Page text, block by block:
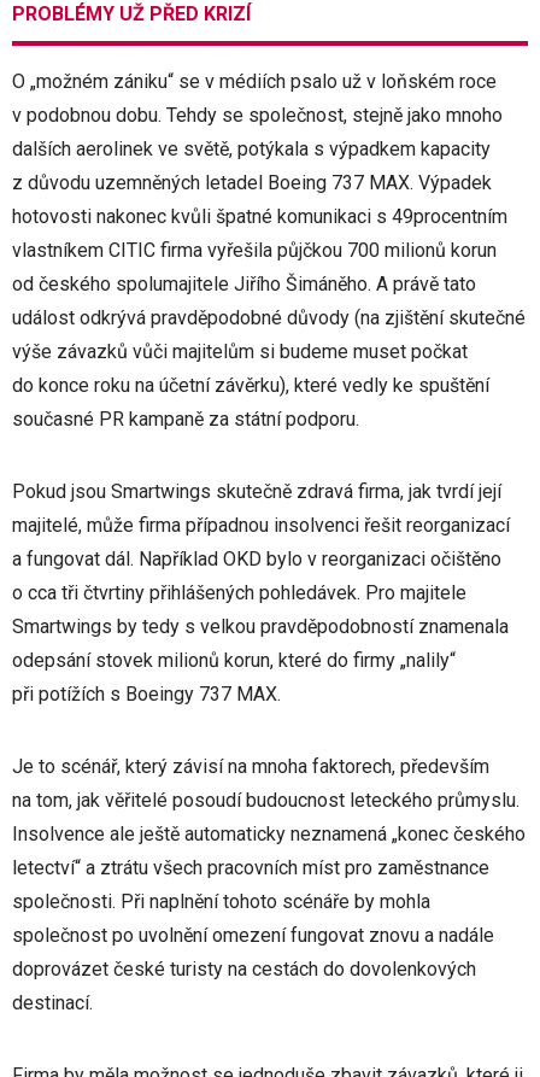
PROBLÉMY UŽ PŘED KRIZÍ
O „možném zániku“ se v médiích psalo už v loňském roce
v podobnou dobu. Tehdy se společnost, stejně jako mnoho
dalších aerolinek ve světě, potýkala s výpadkem kapacity
z důvodu uzemněných letadel Boeing 737 MAX. Výpadek
hotovosti nakonec kvůli špatné komunikaci s 49procentním
vlastníkem CITIC firma vyřešila půjčkou 700 milionů korun
od českého spolumajitele Jiřího Šimáněho. A právě tato
událost odkrývá pravděpodobné důvody (na zjištění skutečné
výše závazků vůči majitelům si budeme muset počkat
do konce roku na účetní závěrku), které vedly ke spuštění
současné PR kampaně za státní podporu.
Pokud jsou Smartwings skutečně zdravá firma, jak tvrdí její
majitelé, může firma případnou insolvenci řešit reorganizací
a fungovat dál. Například OKD bylo v reorganizaci očištěno
o cca tři čtvrtiny přihlášených pohledávek. Pro majitele
Smartwings by tedy s velkou pravděpodobností znamenala
odepsání stovek milionů korun, které do firmy „nalily“
při potížích s Boeingy 737 MAX.
Je to scénář, který závisí na mnoha faktorech, především
na tom, jak věřitelé posoudí budoucnost leteckého průmyslu.
Insolvence ale ještě automaticky neznamená „konec českého
letectví“ a ztrátu všech pracovních míst pro zaměstnance
společnosti. Při naplnění tohoto scénáře by mohla
společnost po uvolnění omezení fungovat znovu a nadále
doprovázet české turisty na cestách do dovolenkových
destinací.